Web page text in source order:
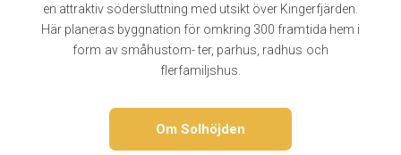
en attraktiv södersluttning med utsikt över Kingerfjärden.
Här planeras byggnation för omkring 300 framtida hem i
form av småhustom- ter, parhus, radhus och
flerfamiljshus.
Om Solhöjden